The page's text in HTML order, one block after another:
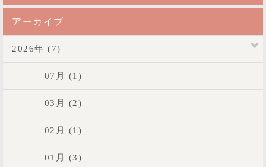
アーカイブ
2026年 (7)
07月 (1)
03月 (2)
02月 (1)
01月 (3)